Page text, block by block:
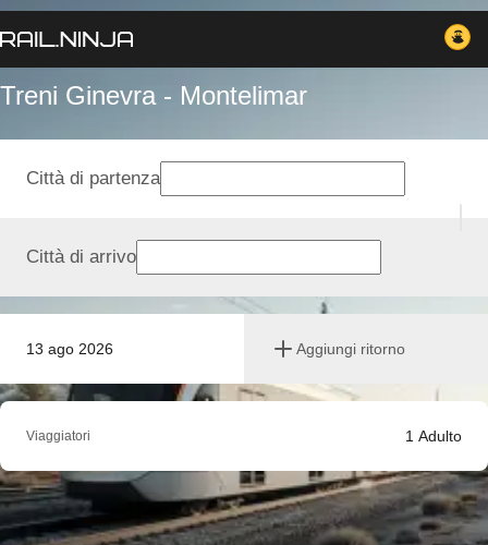
Treni Ginevra - Montelimar
13 ago 2026 Aggiungi ritorno
Città di partenza
Città di arrivo
Viaggiatori 1 Adulto